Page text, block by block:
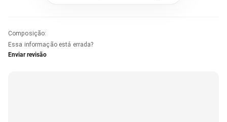
Composição:
Essa informação está errada?
Enviar revisão